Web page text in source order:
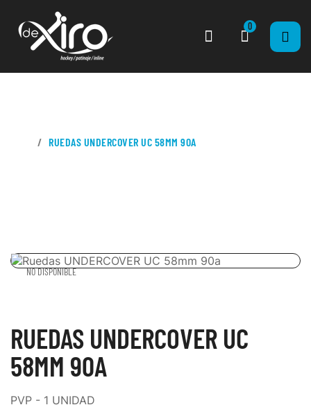
0
RUEDAS UNDERCOVER UC 58MM 90A
NO DISPONIBLE
RUEDAS UNDERCOVER UC
58MM 90A
PVP - 1 UNIDAD